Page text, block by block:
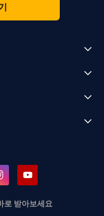
로 받아보세요